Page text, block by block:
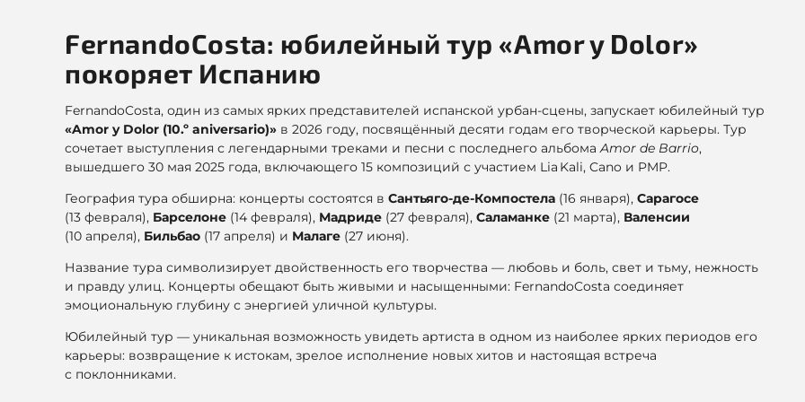
FernandoCosta: юбилейный тур «Amor y Dolor»
покоряет Испанию
FernandoCosta, один из самых ярких представителей испанской урбан-сцены, запускает юбилейный тур
«Amor y Dolor (10.º aniversario)» в 2026 году, посвящённый десяти годам его творческой карьеры. Тур
сочетает выступления с легендарными треками и песни с последнего альбома Amor de Barrio,
вышедшего 30 мая 2025 года, включающего 15 композиций с участием Lia Kali, Cano и PMP.
География тура обширна: концерты состоятся в Сантьяго-де-Компостела (16 января), Сарагосе
(13 февраля), Барселоне (14 февраля), Мадриде (27 февраля), Саламанке (21 марта), Валенсии
(10 апреля), Бильбао (17 апреля) и Малаге (27 июня).
Название тура символизирует двойственность его творчества — любовь и боль, свет и тьму, нежность
и правду улиц. Концерты обещают быть живыми и насыщенными: FernandoCosta соединяет
эмоциональную глубину с энергией уличной культуры.
Юбилейный тур — уникальная возможность увидеть артиста в одном из наиболее ярких периодов его
карьеры: возвращение к истокам, зрелое исполнение новых хитов и настоящая встреча
с поклонниками.